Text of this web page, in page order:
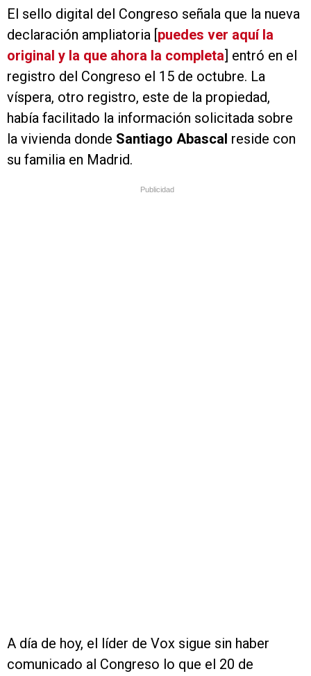
El sello digital del Congreso señala que la nueva
declaración ampliatoria [puedes ver aquí la
original y la que ahora la completa] entró en el
registro del Congreso el 15 de octubre. La
víspera, otro registro, este de la propiedad,
había facilitado la información solicitada sobre
la vivienda donde Santiago Abascal reside con
su familia en Madrid.
Publicidad
A día de hoy, el líder de Vox sigue sin haber
comunicado al Congreso lo que el 20 de